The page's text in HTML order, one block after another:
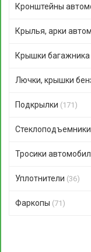
Кронштейны
Крылья, арки
Крышки багажника
Лючки, крышки
Подкрылки (171)
Стеклоподъемники
Тросики
Уплотнители (36)
Фаркопы (71)